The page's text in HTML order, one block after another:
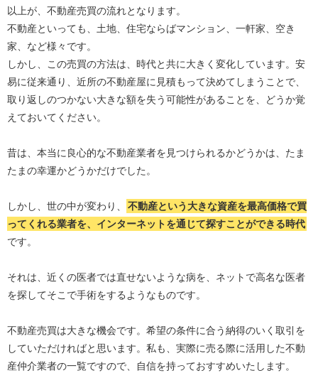
以上が、不動産売買の流れとなります。
不動産といっても、土地、住宅ならばマンション、一軒家、空き
家、など様々です。
しかし、この売買の方法は、時代と共に大きく変化しています。安
易に従来通り、近所の不動産屋に見積もって決めてしまうことで、
取り返しのつかない大きな額を失う可能性があることを、どうか覚
えておいてください。
昔は、本当に良心的な不動産業者を見つけられるかどうかは、たま
たまの幸運かどうかだけでした。
しかし、世の中が変わり、
不動産という大きな資産を最高価格で買
ってくれる業者を、インターネットを通じて探すことができる時代
です。
それは、近くの医者では直せないような病を、ネットで高名な医者
を探してそこで手術をするようなものです。
不動産売買は大きな機会です。希望の条件に合う納得のいく取引を
していただければと思います。私も、実際に売る際に活用した不動
産仲介業者の一覧ですので、自信を持っておすすめいたします。